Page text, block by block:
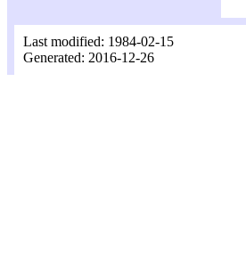
Last modified: 1984-02-15
Generated: 2016-12-26